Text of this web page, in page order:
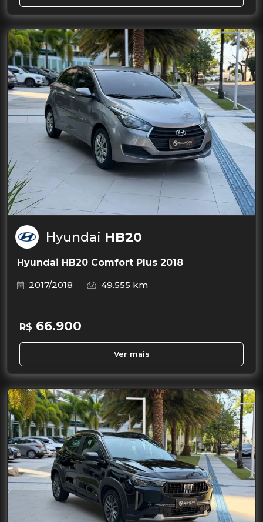
Hyundai HB20
Hyundai HB20 Comfort Plus 2018
2017/2018
49.555 km
R$ 66.900
Ver mais